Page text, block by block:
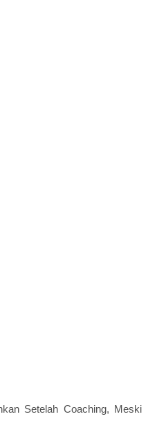
Setelah Coaching, Meski